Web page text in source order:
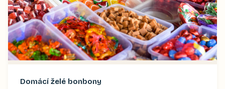
Domácí želé bonbony